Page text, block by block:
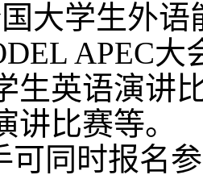
大学生外语
APEC大
生英语演讲
讲比赛等。
可同时报名